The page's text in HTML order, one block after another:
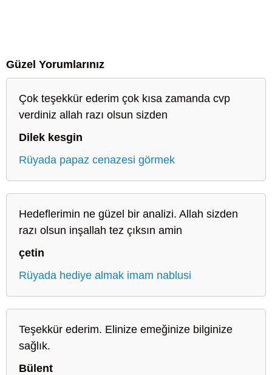
Güzel Yorumlarınız
Çok teşekkür ederim çok kısa zamanda cvp
verdiniz allah razı olsun sizden
Dilek kesgin
Rüyada papaz cenazesi görmek
Hedeflerimin ne güzel bir analizi. Allah sizden
razı olsun inşallah tez çıksın amin
çetin
Rüyada hediye almak imam nablusi
Teşekkür ederim. Elinize emeğinize bilginize
sağlık.
Bülent